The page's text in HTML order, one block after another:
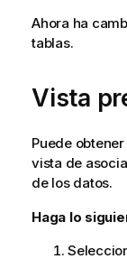
Ahora ha
tablas.
Vista
Puede
vista de
de los datos.
Haga lo